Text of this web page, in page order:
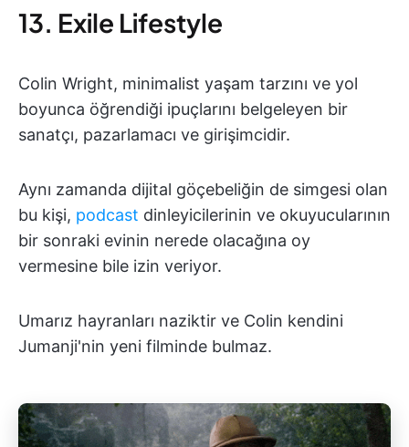
13. Exile Lifestyle
Colin Wright, minimalist yaşam tarzını ve yol
boyunca öğrendiği ipuçlarını belgeleyen bir
sanatçı, pazarlamacı ve girişimcidir.
Aynı zamanda dijital göçebeliğin de simgesi olan
bu kişi, podcast dinleyicilerinin ve okuyucularının
bir sonraki evinin nerede olacağına oy
vermesine bile izin veriyor.
Umarız hayranları naziktir ve Colin kendini
Jumanji'nin yeni filminde bulmaz.